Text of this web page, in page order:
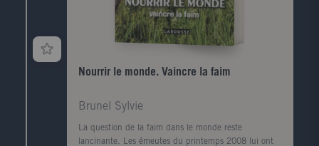
Nourrir le monde. Vaincre la faim
Brunel Sylvie
La question de la faim dans le monde reste
lancinante. Les émeutes du printemps 2008 lui ont